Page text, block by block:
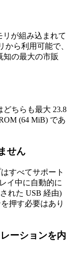
リが組み込まれて
から利用可能で、
知の最大の市販
どちらも最大 23.8
(64 MiB) であ
せん
すべてサポート
イ中に自動的に
れた USB 経由)
押す必要はあり
ーションを内